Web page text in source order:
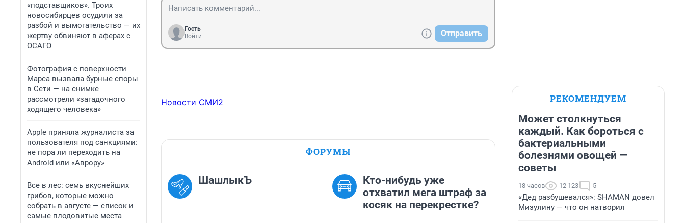
«подставщиков». Троих
новосибирцев осудили за
разбой и вымогательство — их
жертву обвиняют в аферах с
ОСАГО
Фотография с поверхности
Марса вызвала бурные споры
в Сети — на снимке
рассмотрели «загадочного
ходящего человека»
Apple приняла журналиста за
пользователя под санкциями:
не пора ли переходить на
Android или «Аврору»
Все в лес: семь вкуснейших
грибов, которые можно
собрать в августе — список и
самые плодовитые места
Гость
Войти
Отправить
Новости СМИ2
ФОРУМЫ
ШашлыкЪ
Кто-нибудь уже
отхватил мега штраф за
косяк на перекрестке?
РЕКОМЕНДУЕМ
Может столкнуться
каждый. Как бороться с
бактериальными
болезнями овощей —
советы
18 часов 12 123 5
«Дед разбушевался»: SHAMAN довел
Мизулину — что он натворил